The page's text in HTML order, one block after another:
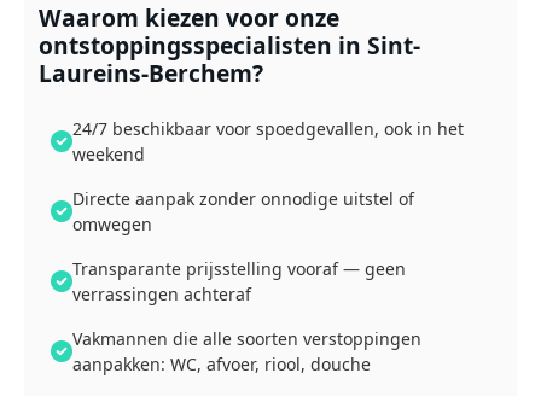
Waarom kiezen voor onze
ontstoppingsspecialisten in Sint-
Laureins-Berchem?
24/7 beschikbaar voor spoedgevallen, ook in het
weekend
Directe aanpak zonder onnodige uitstel of
omwegen
Transparante prijsstelling vooraf — geen
verrassingen achteraf
Vakmannen die alle soorten verstoppingen
aanpakken: WC, afvoer, riool, douche